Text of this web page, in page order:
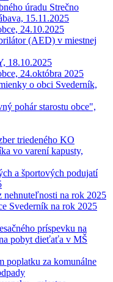
úradu Strečno
15.11.2025
24.10.2025
(AED) v miestnej
18.10.2025
24.októbra 2025
o obci Svederník,
pohár starostu obce",
triedeného KO
vo varení kapusty,
a športových podujatí
nehnuteľnosti na rok 2025
Svederník na rok 2025
príspevku na
pobyt dieťaťa v MŠ
poplatku za komunálne